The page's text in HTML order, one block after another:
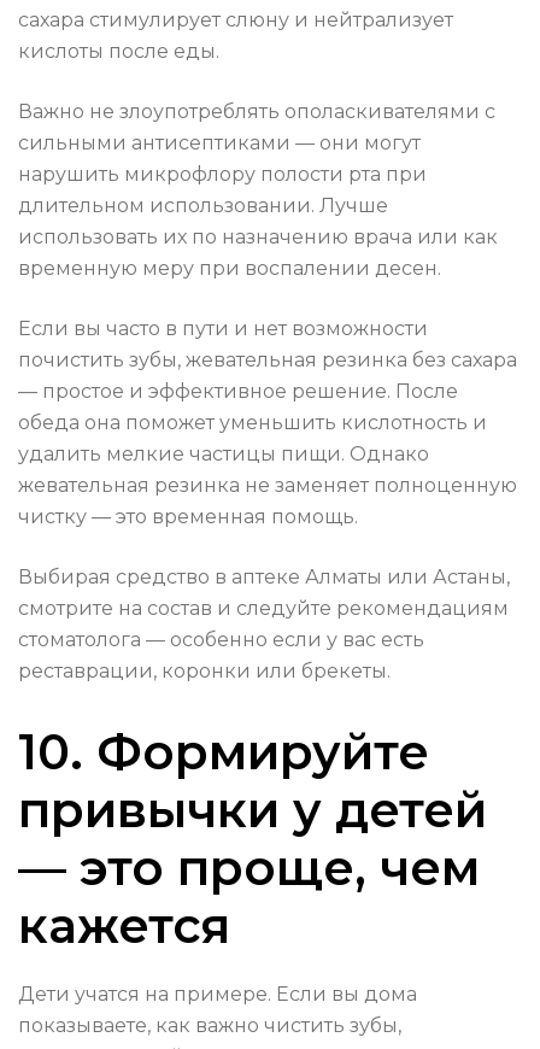
сахара стимулирует слюну и нейтрализует
кислоты после еды.
Важно не злоупотреблять ополаскивателями с
сильными антисептиками — они могут
нарушить микрофлору полости рта при
длительном использовании. Лучше
использовать их по назначению врача или как
временную меру при воспалении десен.
Если вы часто в пути и нет возможности
почистить зубы, жевательная резинка без сахара
— простое и эффективное решение. После
обеда она поможет уменьшить кислотность и
удалить мелкие частицы пищи. Однако
жевательная резинка не заменяет полноценную
чистку — это временная помощь.
Выбирая средство в аптеке Алматы или Астаны,
смотрите на состав и следуйте рекомендациям
стоматолога — особенно если у вас есть
реставрации, коронки или брекеты.
10. Формируйте
привычки у детей
— это проще, чем
кажется
Дети учатся на примере. Если вы дома
показываете, как важно чистить зубы,